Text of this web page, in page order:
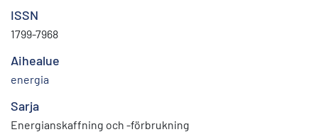
ISSN
1799-7968
Aihealue
energia
Sarja
Energianskaffning och -förbrukning